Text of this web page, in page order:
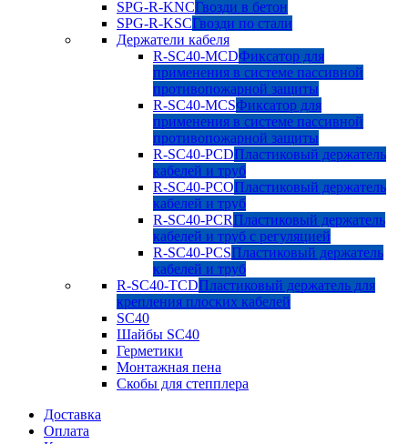
SPG-R-KNCГвозди в бетон
SPG-R-KSCГвозди по стали
Держатели кабеля
R-SC40-MCDФиксатор для
применения в системе пассивной
противопожарной защиты
R-SC40-MCSФиксатор для
применения в системе пассивной
противопожарной защиты
R-SC40-PCDПластиковый держатель
кабелей и труб
R-SC40-PCOПластиковый держатель
кабелей и труб
R-SC40-PCRПластиковый держатель
кабелей и труб с регуляцией
R-SC40-PCSПластиковый держатель
кабелей и труб
R-SC40-TCDПластиковый держатель для
крепления плоских кабелей
SC40
Шайбы SC40
Герметики
Монтажная пена
Скобы для степплера
Доставка
Оплата